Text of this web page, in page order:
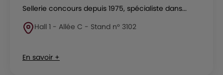
Sellerie concours depuis 1975, spécialiste dans...
Hall 1 - Allée C - Stand n° 3102
En savoir +